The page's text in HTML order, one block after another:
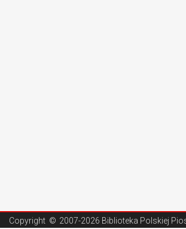
Copyright © 2007-2026 Biblioteka Polskiej